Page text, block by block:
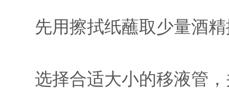
先用擦拭纸蘸取少量酒精
选择合适大小的移液管，